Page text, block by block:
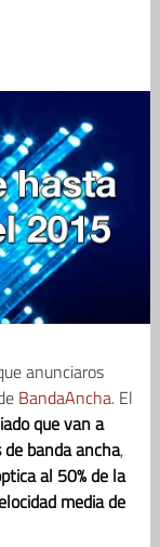
anunciaros
BandaAncha. El
que van a
banda ancha,
al 50% de la
media de